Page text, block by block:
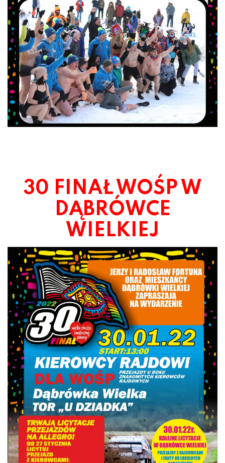
30 FINAŁ WOŚP W
DĄBRÓWCE
WIELKIEJ